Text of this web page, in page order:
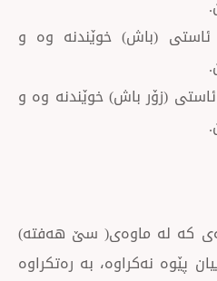
خوێندنه وه و
خوێندنه وه و
سێ هەفتە)
بە رەتکراوە